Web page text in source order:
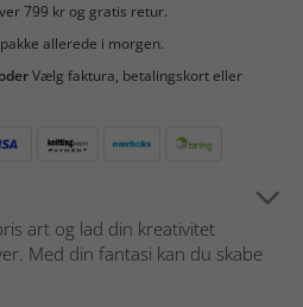
799 kr og gratis retur.
allerede i morgen.
Vælg faktura, betalingskort eller
art og lad din kreativitet
Med din fantasi kan du skabe